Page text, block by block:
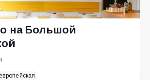
на Большой